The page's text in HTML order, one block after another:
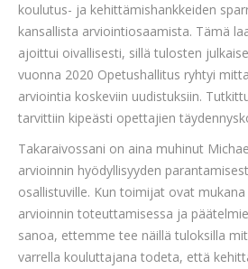
koulutus- ja kehittämishankkeiden
kansallista arviointiosaamista. Tämä
ajoittui oivallisesti, sillä tulosten
vuonna 2020 Opetushallitus ryhtyi
arviointia koskeviin uudistuksiin.
tarvittiin kipeästi opettajien
Takaraivossani on aina muhinut
arvioinnin hyödyllisyyden
osallistuville. Kun toimijat ovat
arvioinnin toteuttamisessa ja
sanoa, ettemme tee näillä tuloksilla
varrella kouluttajana todeta, että